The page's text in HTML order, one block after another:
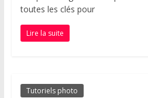
toutes les clés pour
Lire la suite
Tutoriels photo